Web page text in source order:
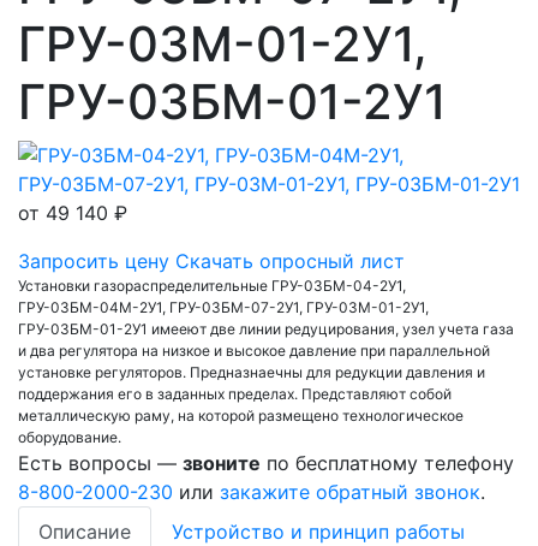
ГРУ-03М-01-2У1,
ГРУ-03БМ-01-2У1
от 49 140 ₽
Запросить цену Скачать опросный лист
Установки газораспределительные ГРУ-03БМ-04-2У1,
ГРУ-03БМ-04М-2У1, ГРУ-03БМ-07-2У1, ГРУ-03М-01-2У1,
ГРУ-03БМ-01-2У1 имееют две линии редуцирования, узел учета газа
и два регулятора на низкое и высокое давление при параллельной
установке регуляторов. Предназнаечны для редукции давления и
поддержания его в заданных пределах. Представляют собой
металлическую раму, на которой размещено технологическое
оборудование.
Есть вопросы — звоните по бесплатному телефону
8-800-2000-230 или закажите обратный звонок.
Описание
Устройство и принцип работы